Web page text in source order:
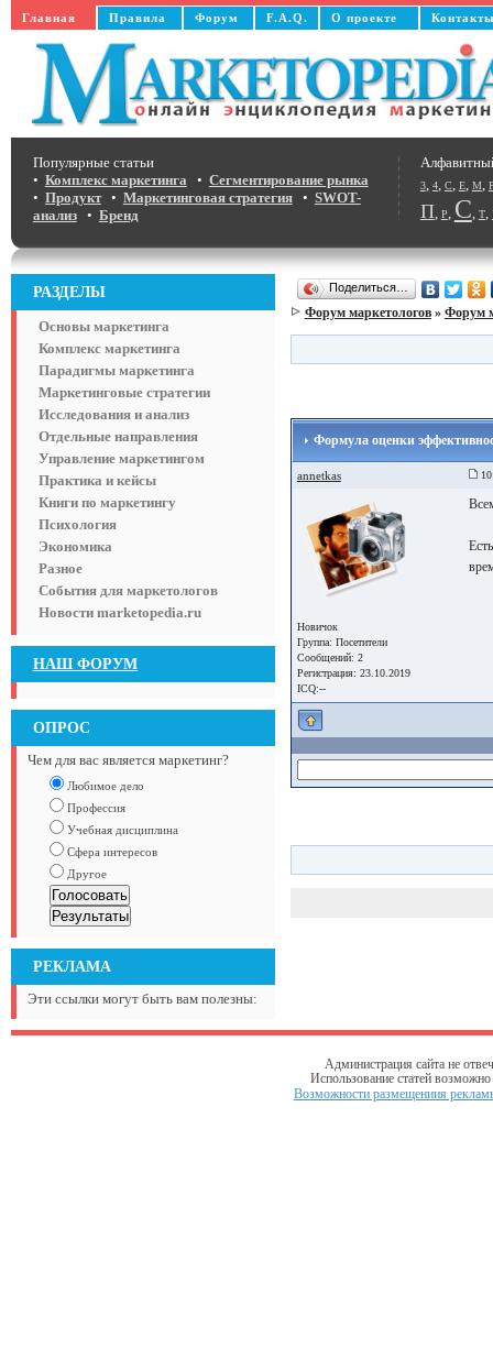
Главная Правила Форум F.A.Q. О проекте
3, 4, C, E, M,
П, Р, С, Т,
Популярные статьи
• Комплекс маркетинга • Сегментирование рынка
• Продукт• Маркетинговая стратегия• SWOT-
анализ• Бренд
РАЗДЕЛЫ
Основы маркетинга
Комплекс маркетинга
Парадигмы маркетинга
Маркетинговые стратегии
Исследования и анализ
Отдельные направления
Управление маркетингом
Практика и кейсы
Книги по маркетингу
Психология
Экономика
Разное
События для маркетологов
Новости marketopedia.ru
НАШ ФОРУМ
ОПРОС
Чем для вас является маркетинг?
Любимое дело
Профессия
Учебная дисциплина
Сфера интересов
Другое
РЕКЛАМА
Эти ссылки могут быть вам полезны:
Поделиться…
Форум маркетологов» Форум
Формула оценки
annetkas 10
Новичок
Группа: Посетители
Сообщений: 2
Регистрация: 23.10.2019
ICQ:--
Администрация сайта не
Использование статей
Возможности размещениия